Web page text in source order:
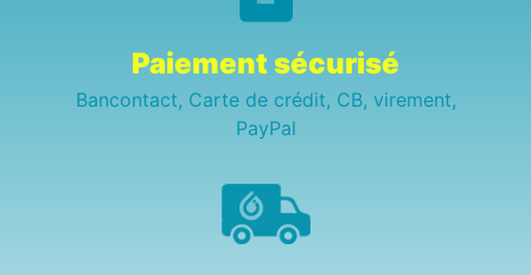
Paiement sécurisé
Bancontact, Carte de crédit, CB, virement,
PayPal